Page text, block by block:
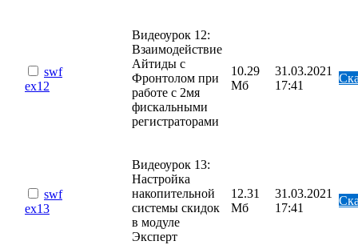
swf
ex12
Видеоурок 12:
Взаимодействие
Айтиды с
Фронтолом при
работе с 2мя
фискальными
регистраторами
10.29
Мб
31.03.2021
17:41
swf
ex13
Видеоурок 13:
Настройка
накопительной
системы скидок
в модуле
Эксперт
12.31
Мб
31.03.2021
17:41